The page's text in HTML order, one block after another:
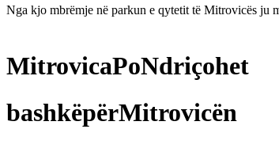
Nga kjo mbrëmje në parkun e qytetit të Mitrovicës ju
MitrovicaPoNdriçohet
bashkëpërMitrovicën